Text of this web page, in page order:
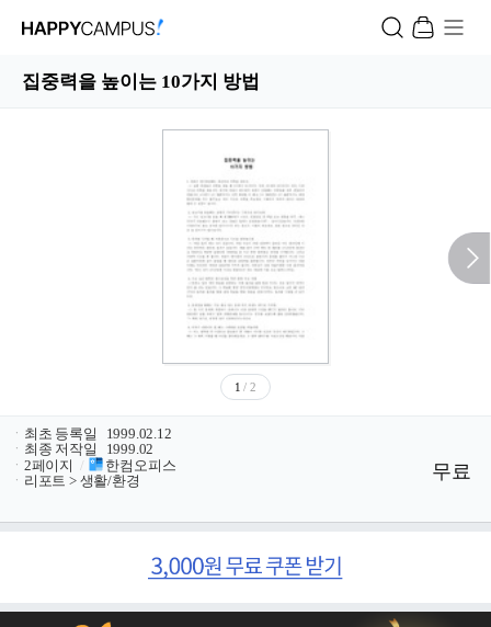
집중력을 높이는 10가지 방법
1 / 2
ㆍ 최초 등록일
1999.02.12
ㆍ 최종 저작일
1999.02
ㆍ 2페이지 /
한컴오피스
ㆍ 리포트 > 생활/환경 무료